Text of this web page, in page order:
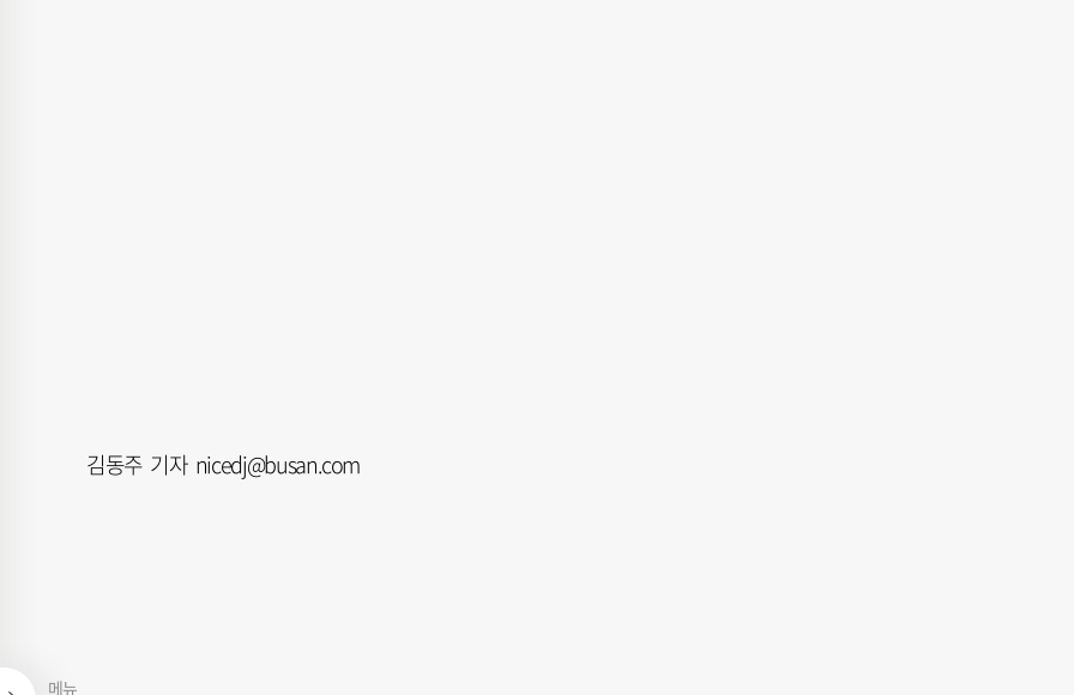
메뉴
김동주 기자 nicedj@busan.com